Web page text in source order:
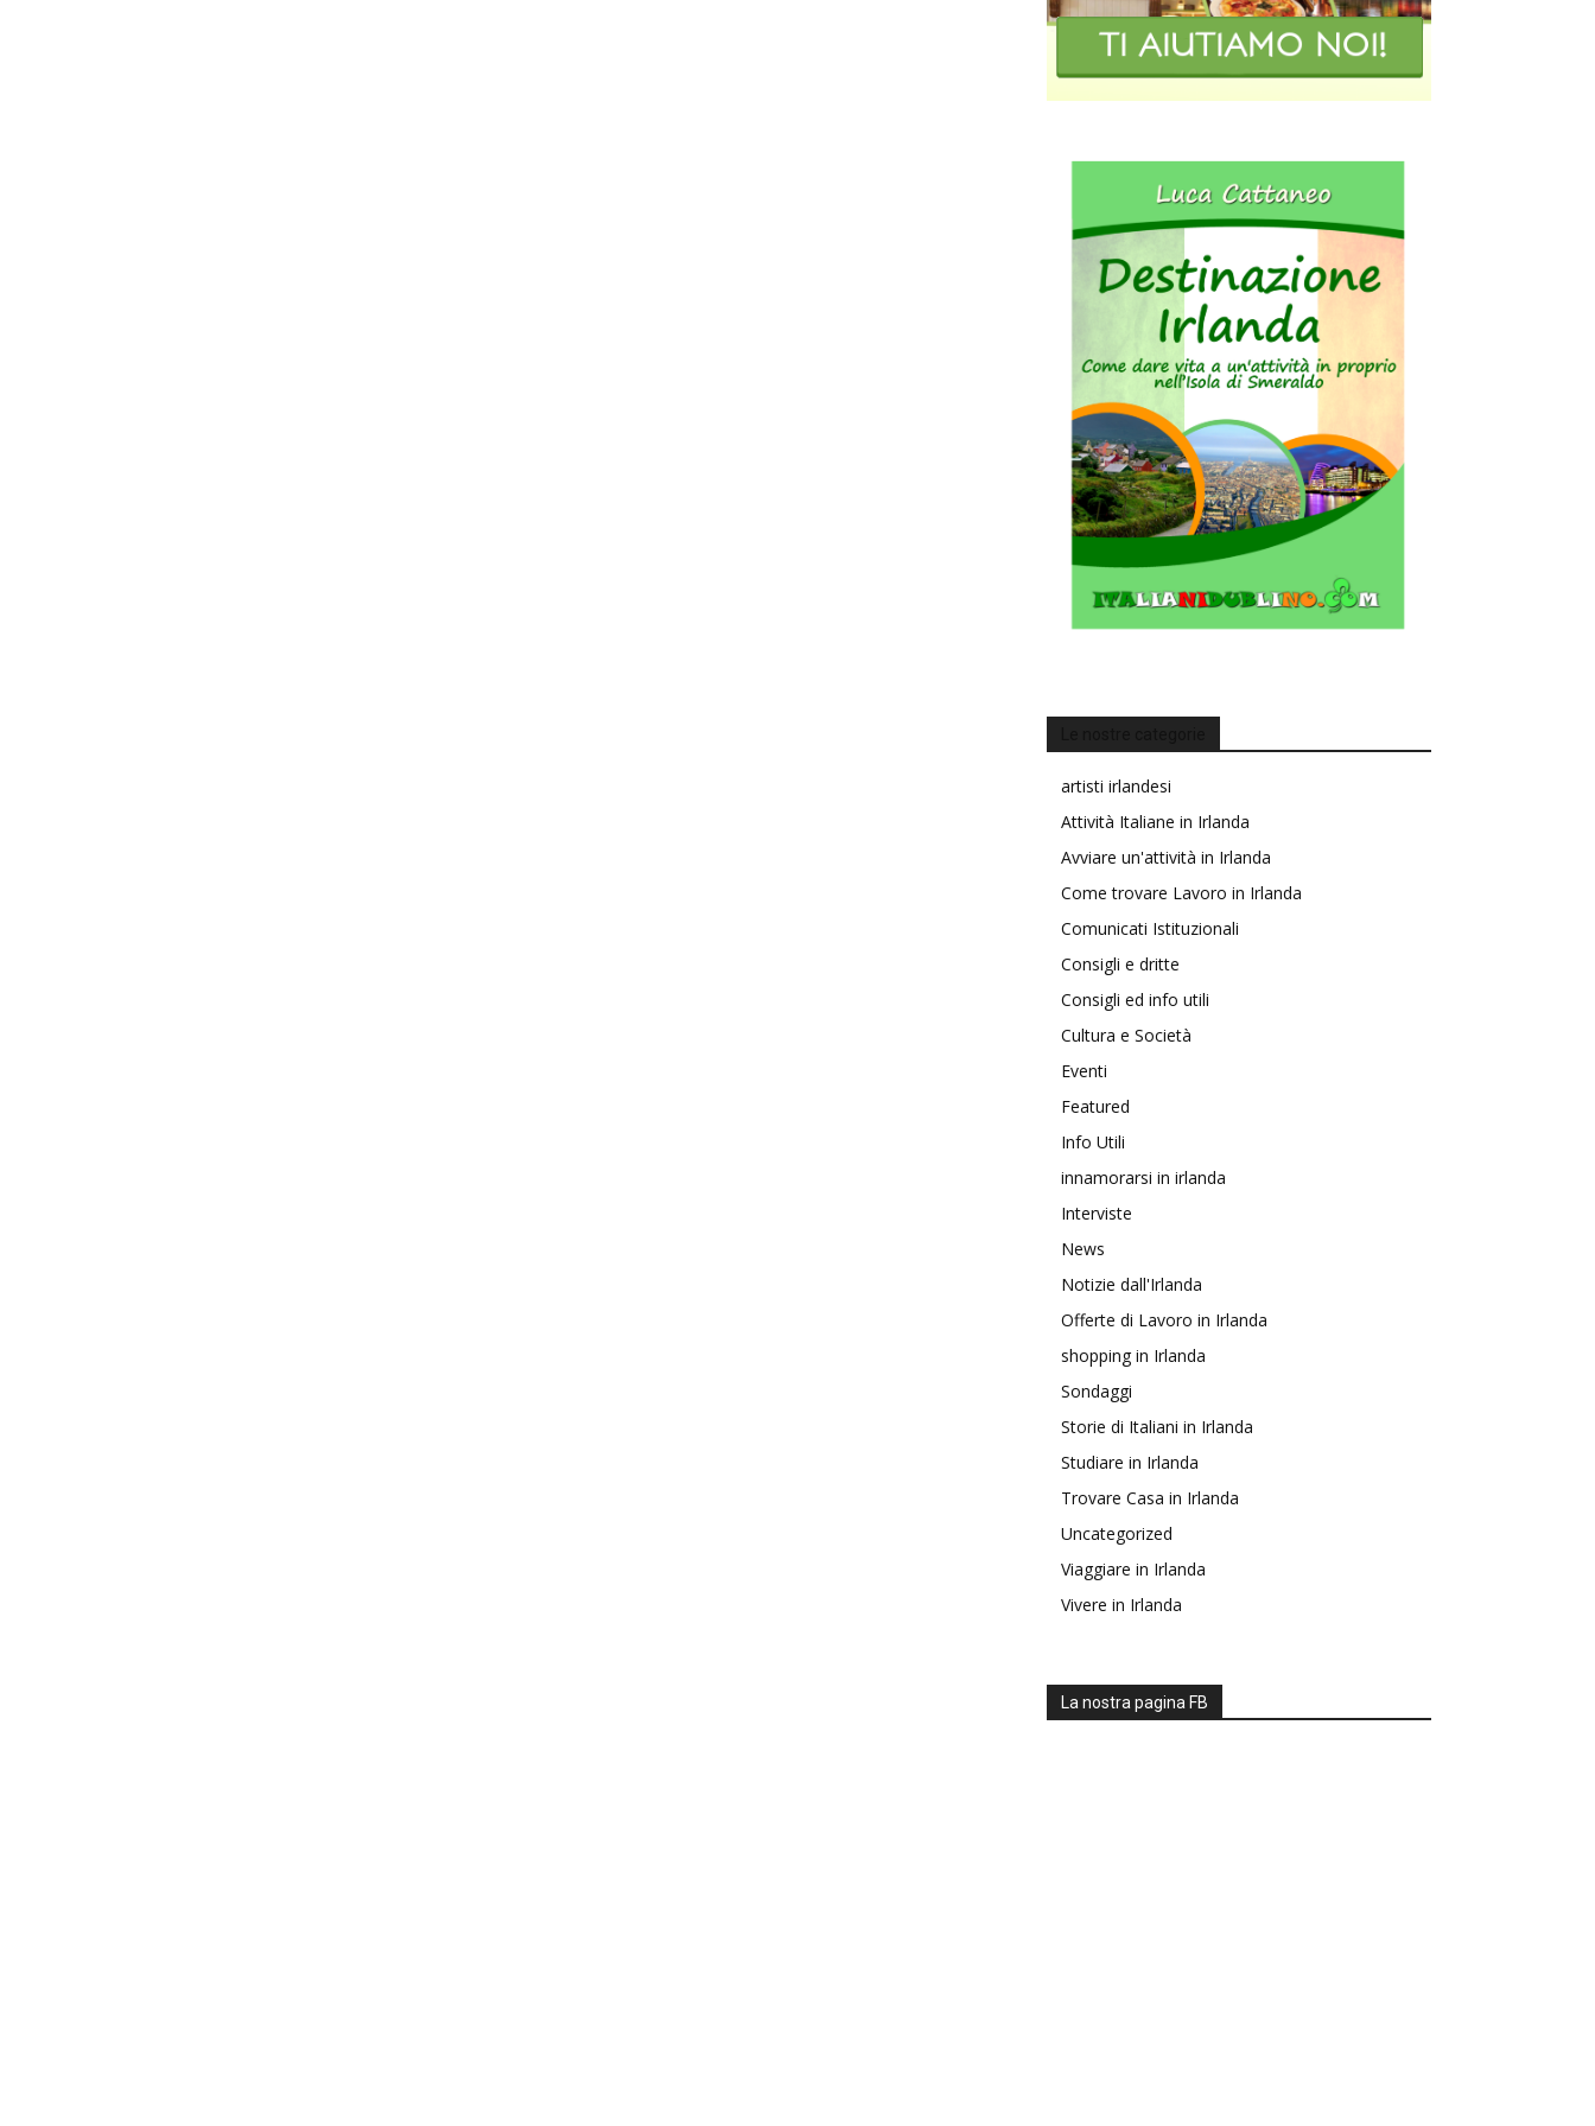
artisti irlandesi
Attività Italiane in Irlanda
Avviare un'attività in Irlanda
Come trovare Lavoro in Irlanda
Comunicati Istituzionali
Consigli e dritte
Consigli ed info utili
Cultura e Società
Eventi
Featured
Info Utili
innamorarsi in irlanda
Interviste
News
Notizie dall'Irlanda
Offerte di Lavoro in Irlanda
shopping in Irlanda
Sondaggi
Storie di Italiani in Irlanda
Studiare in Irlanda
Trovare Casa in Irlanda
Uncategorized
Viaggiare in Irlanda
Vivere in Irlanda
La nostra pagina FB